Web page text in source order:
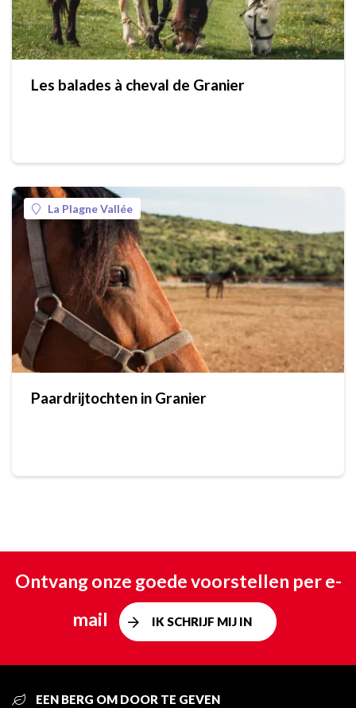
Les balades à cheval de Granier
La Plagne Vallée
Paardrijtochten in Granier
Ontvang onze goede voorstellen per e-
mail
IK SCHRIJF MIJ IN
EEN BERG OM DOOR TE GEVEN